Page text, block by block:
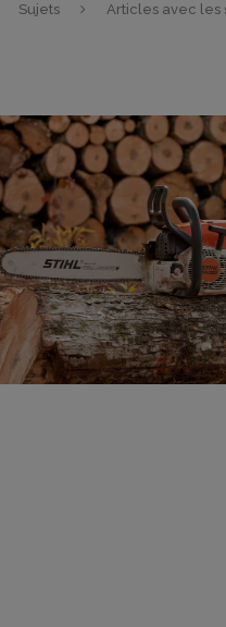
Sujets Articles avec les